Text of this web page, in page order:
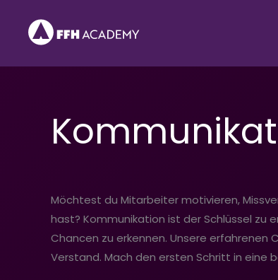
springen
Möchtest du Mitarbeiter motivieren,
hast? Kommunikation ist der Schlüssel zu
Chancen zu erkennen. Unsere
Verstand. Mach den ersten Schritt in eine